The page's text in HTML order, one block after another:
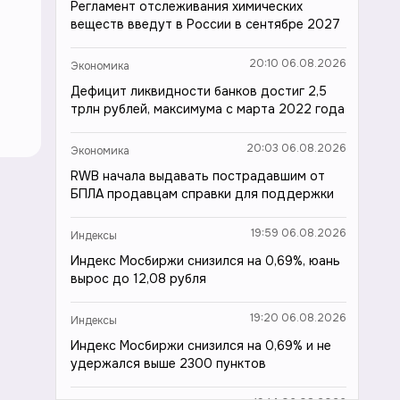
Регламент отслеживания химических
веществ введут в России в сентябре 2027
Экономика 20:10 06.08.2026
Дефицит ликвидности банков достиг 2,5
трлн рублей, максимума с марта 2022 года
Экономика 20:03 06.08.2026
RWB начала выдавать пострадавшим от
БПЛА продавцам справки для поддержки
Индексы 19:59 06.08.2026
Индекс Мосбиржи снизился на 0,69%, юань
вырос до 12,08 рубля
Индексы 19:20 06.08.2026
Индекс Мосбиржи снизился на 0,69% и не
удержался выше 2300 пунктов